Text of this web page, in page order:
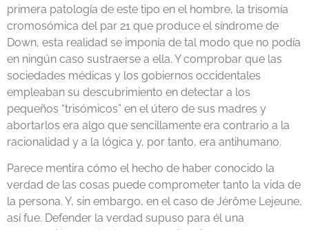
primera patología de este tipo en el hombre, la trisomía
cromosómica del par 21 que produce el síndrome de
Down, esta realidad se imponía de tal modo que no podía
en ningún caso sustraerse a ella. Y comprobar que las
sociedades médicas y los gobiernos occidentales
empleaban su descubrimiento en detectar a los
pequeños “trisómicos” en el útero de sus madres y
abortarlos era algo que sencillamente era contrario a la
racionalidad y a la lógica y, por tanto, era antihumano.
Parece mentira cómo el hecho de haber conocido la
verdad de las cosas puede comprometer tanto la vida de
la persona. Y, sin embargo, en el caso de Jérôme Lejeune,
así fue. Defender la verdad supuso para él una